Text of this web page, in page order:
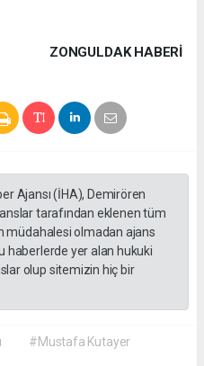
ZONGULDAK HABERİ
Ajansı (İHA), Demirören
tarafından eklenen tüm
müdahalesi olmadan ajans
haberlerde yer alan hukuki
olup sitemizin hiç bir
#Mustafa Kutayer